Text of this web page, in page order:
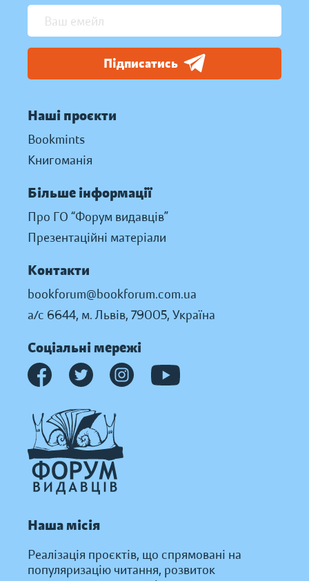
Підписатись
Наші проєкти
Bookmints
Книгоманія
Більше інформації
Про ГО “Форум видавців”
Презентаційні матеріали
Контакти
bookforum@bookforum.com.ua
а/с 6644, м. Львів, 79005, Україна
Соціальні мережі
Наша місія
Реалізація проєктів, що спрямовані на
популяризацію читання, розвиток